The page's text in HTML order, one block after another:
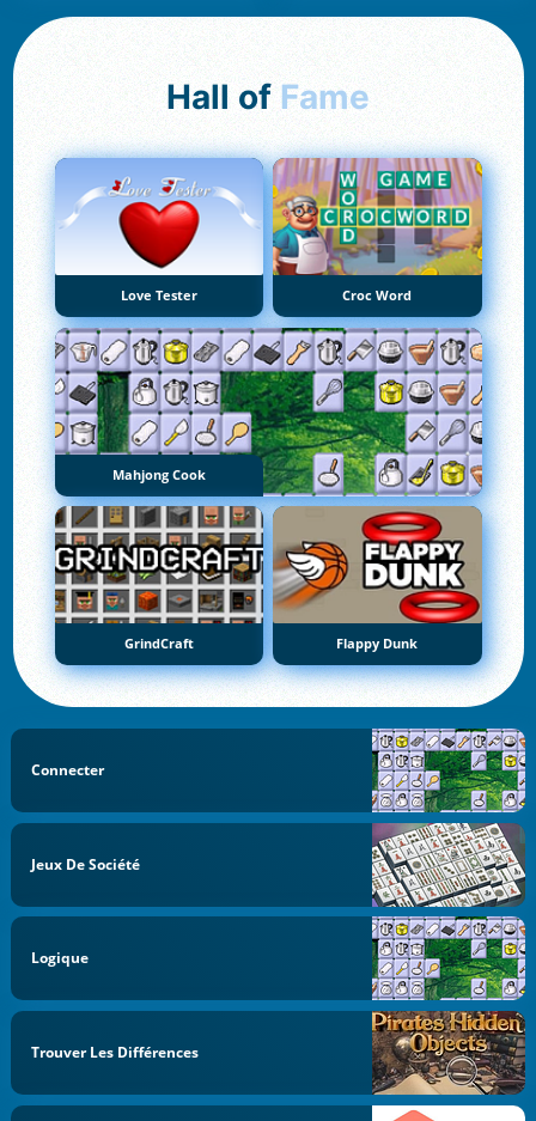
Hall of Fame
Love Tester Croc Word
Mahjong Cook
GrindCraft Flappy Dunk
Connecter
Jeux De Société
Logique
Trouver Les Différences